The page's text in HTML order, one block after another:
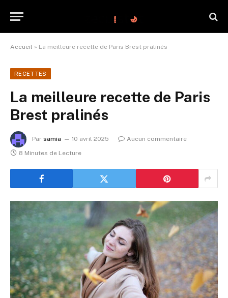
Accueil » La meilleure recette de Paris Brest pralinés
RECETTES
La meilleure recette de Paris
Brest pralinés
Par samia 10 avril 2025
Aucun commentaire
8 Minutes de Lecture